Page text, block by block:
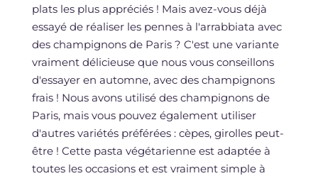
plats les plus appréciés ! Mais avez-vous déjà
essayé de réaliser les pennes à l'arrabbiata avec
des champignons de Paris ? C'est une variante
vraiment délicieuse que nous vous conseillons
d'essayer en automne, avec des champignons
frais ! Nous avons utilisé des champignons de
Paris, mais vous pouvez également utiliser
d'autres variétés préférées : cèpes, girolles peut-
être ! Cette pasta végétarienne est adaptée à
toutes les occasions et est vraiment simple à